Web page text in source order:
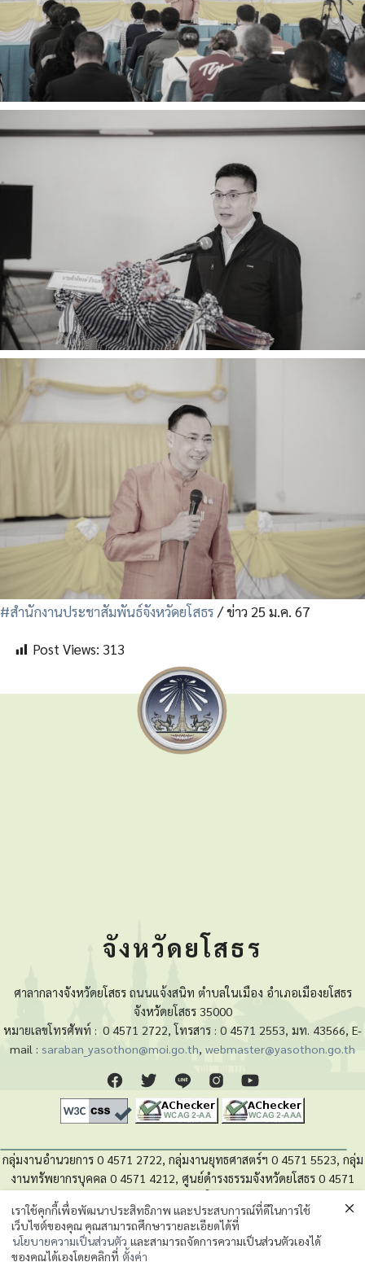
#สำนักงานประชาสัมพันธ์จังหวัดยโสธร / ข่าว 25 ม.ค. 67
Post Views: 313
จังหวัดยโสธร
ศาลากลางจังหวัดยโสธร ถนนแจ้งสนิท ตำบลในเมือง อำเภอเมืองยโสธร
จังหวัดยโสธร 35000
หมายเลขโทรศัพท์ : 0 4571 2722, โทรสาร : 0 4571 2553, มท. 43566, E-
mail : saraban_yasothon@moi.go.th, webmaster@yasothon.go.th
กลุ่มงานอำนวยการ 0 4571 2722, กลุ่มงานยุทธศาสตร์ฯ 0 4571 5523, กลุ่ม
งานทรัพยากรบุคคล 0 4571 4212, ศูนย์ดำรงธรรมจังหวัดยโสธร 0 4571
นโยบายความเป็นส่วนตัวของข้อมูล
เราใช้คุกกี้เพื่อพัฒนาประสิทธิภาพ และประสบการณ์ที่ดีในการใช้
เว็บไซต์ของคุณ คุณสามารถศึกษารายละเอียดได้ที่
นโยบายความเป็นส่วนตัว และสามารถจัดการความเป็นส่วนตัวเองได้
ของคุณได้เองโดยคลิกที่ ตั้งค่า